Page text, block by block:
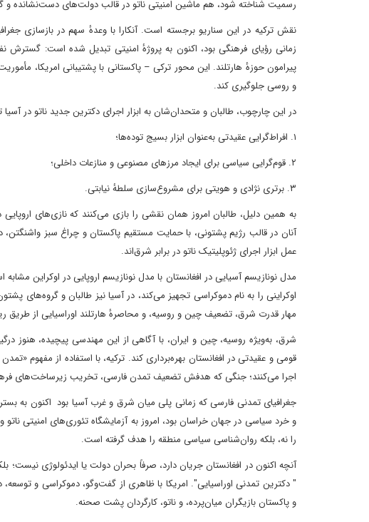
رسمیت شناخته شود، هم ماشین امنیتی ناتو در قالب دولت‌های دست‌نشانده و
نقش ترکیه در این سناریو برجسته است. آنکارا با وعدهٔ سهم در بازسازی
زمانی رؤیای فرهنگی بود، اکنون به پروژهٔ امنیتی تبدیل شده است: گسترش
پیرامون حوزهٔ هارتلند. این محور ترکی – پاکستانی با پشتیبانی امریکا،
و روسی جلوگیری کند.
در این چارچوب، طالبان و متحدان‌شان به ابزار اجرای دکترین جدید ناتو در
۱. افراط‌گرایی عقیدتی به‌عنوان ابزار بسیج توده‌ها؛
۲. قوم‌گرایی سیاسی برای ایجاد مرزهای مصنوعی و منازعات داخلی؛
۳. برتری نژادی و هویتی برای مشروع‌سازی سلطهٔ نیابتی.
آنان در قالب رژیم پشتونی، با حمایت مستقیم پاکستان و چراغ سبز
عمل ابزار اجرای ژئوپلیتیک ناتو در برابر شرق‌اند.
مدل نو‌نازیسم آسیایی در افغانستان با مدل نو‌نازیسم اروپایی در اوکراین
اوکراینی را به نام دموکراسی تجهیز می‌کند، در آسیا نیز طالبان و
مهار قدرت شرق، تضعیف چین و روسیه، و محاصرهٔ هارتلند اوراسیایی از طریق
شرق، به‌ویژه روسیه، چین و ایران، با آگاهی از این مهندسی پیچیده، هنوز
قومی و عقیدتی در افغانستان بهره‌برداری کند. ترکیه، با استفاده از مفهوم
اجرا می‌کنند؛ جنگی که هدفش تضعیف تمدن فارسی، تخریب زیرساخت‌های
جغرافیای تمدنی فارسی که زمانی پلی میان شرق و غرب آسیا بود اکنون به
و خرد سیاسی در جهان خراسان بود، امروز به آزمایشگاه تئوری‌های امنیتی
را نه، بلکه روان‌شناسی سیاسی منطقه را هدف گرفته است.
آنچه اکنون در افغانستان جریان دارد، صرفاً بحران دولت یا ایدئولوژی
" دکترین تمدنی اوراسیایی". امریکا با ظاهری از گفت‌وگو، دموکراسی و
و پاکستان بازیگران میان‌پرده، و ناتو، کارگردان پشت صحنه.